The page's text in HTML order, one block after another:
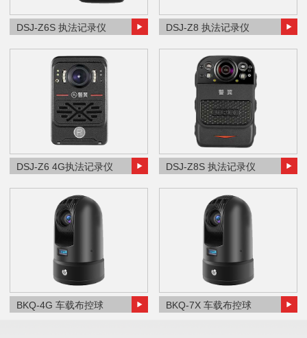
DSJ-Z6S 执法记录仪 DSJ-Z8 执法记录仪
DSJ-Z6 4G执法记录仪 DSJ-Z8S 执法记录仪
BKQ-4G 车载布控球 BKQ-7X 车载布控球